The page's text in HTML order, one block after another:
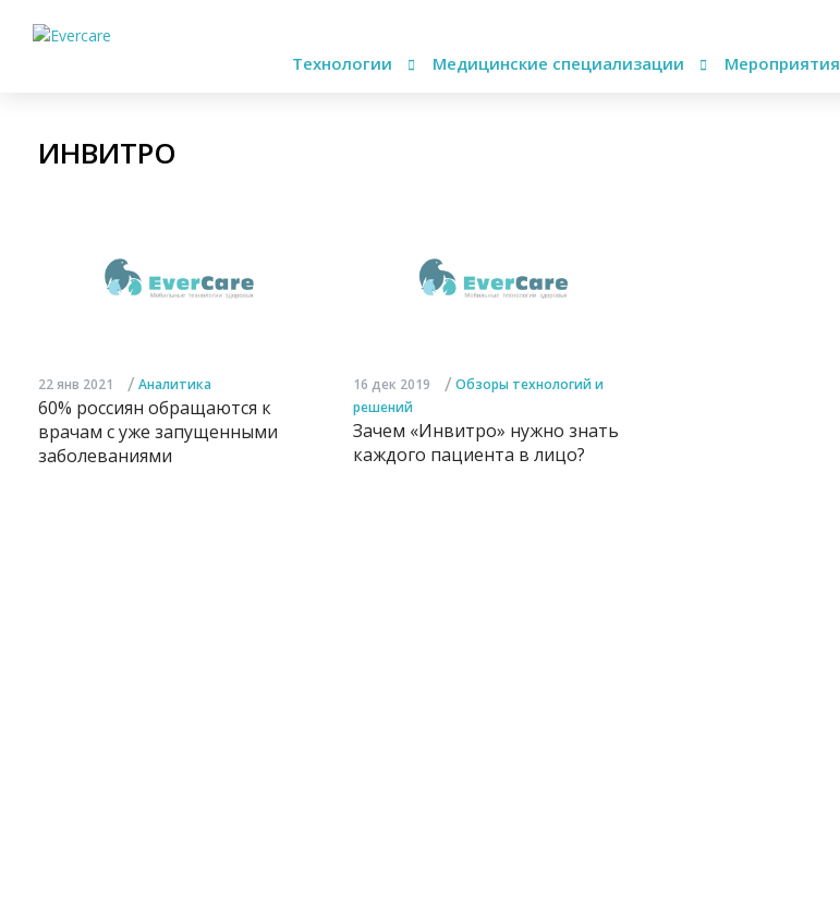
Технологии Медицинские специализации Мероприятия
ИНВИТРО
22 янв 2021 / Аналитика
60% россиян обращаются к
врачам с уже запущенными
заболеваниями
16 дек 2019 / Обзоры технологий и
решений
Зачем «Инвитро» нужно знать
каждого пациента в лицо?